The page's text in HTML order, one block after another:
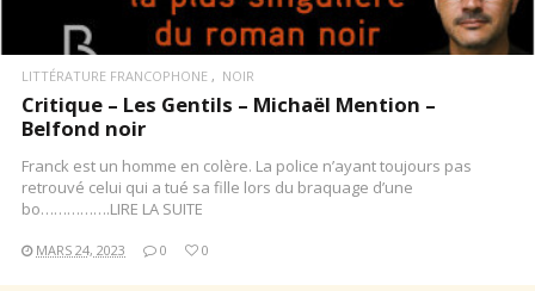
LITTÉRATURE FRANCOPHONE NOIR
Critique – Les Gentils – Michaël Mention –
Belfond noir
Franck est un homme en colère. La police n’ayant toujours pas
retrouvé celui qui a tué sa fille lors du braquage d’une
bo…………….LIRE LA SUITE
MARS 24, 2023 0 0